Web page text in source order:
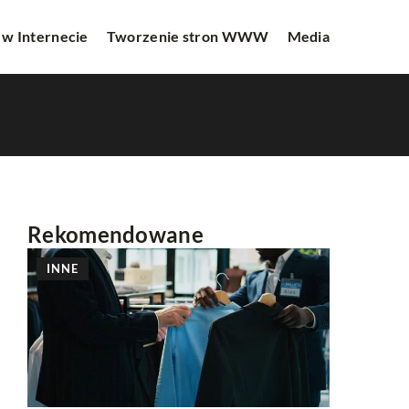
Internecie Tworzenie stron WWW Media
Rekomendowane
INNE